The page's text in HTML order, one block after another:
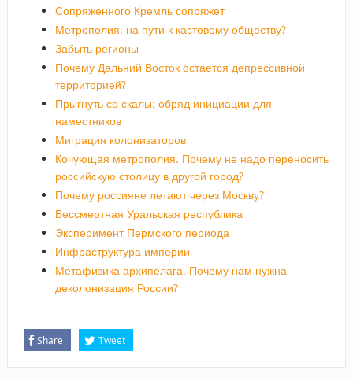
Сопряженного Кремль сопряжет
Метрополия: на пути к кастовому обществу?
Забыть регионы
Почему Дальний Восток остается депрессивной
территорией?
Прыгнуть со скалы: обряд инициации для
наместников
Миграция колонизаторов
Кочующая метрополия. Почему не надо переносить
российскую столицу в другой город?
Почему россияне летают через Москву?
Бессмертная Уральская республика
Эксперимент Пермского периода
Инфраструктура империи
Метафизика архипелага. Почему нам нужна
деколонизация России?
Share Tweet